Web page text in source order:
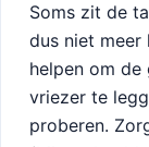
Soms zit de
dus niet meer
helpen om
vriezer te
proberen.